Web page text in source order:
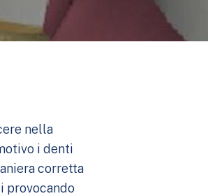
nella
i denti
corretta
provocando